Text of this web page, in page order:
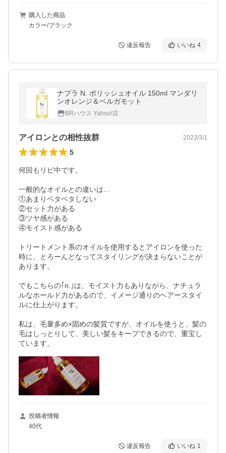
購入した商品
カラー/ブラック
違反報告 いいね 4
ナプラ N. ポリッシュオイル 150ml マンダリ
ンオレンジ＆ベルガモット
BRハウス Yahoo!店
アイロンとの相性抜群 2023/3/1
5
何回もリピ中です。
一般的なオイルとの違いは…
①あまりベタベタしない
②セット力がある
③ツヤ感がある
④モイスト感がある
トリートメント系のオイルを使用するとアイロンを使った
時に、とろーんとなってスタイリングが決まらないことが
あります。
でもこちらの｢n.｣は、モイスト力もありながら、ナチュラ
ルなホールド力があるので、イメージ通りのヘアースタイ
ルに仕上がります。
私は、毛量多め×固めの髪質ですが、オイルを使うと、髪の
毛はしっとりして、美しい髪をキープできるので、重宝し
投稿者情報
40代
違反報告 いいね 1